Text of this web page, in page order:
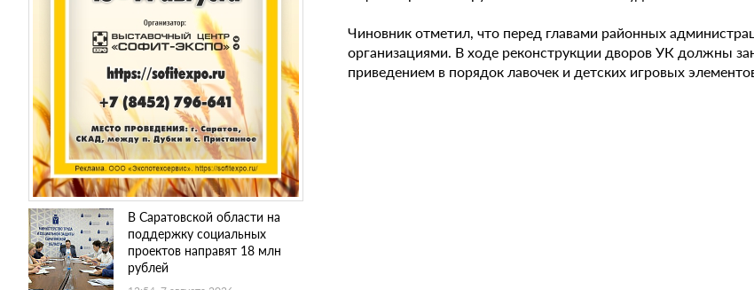
В Саратовской области на
поддержку социальных
проектов направят 18 млн
рублей
Чиновник отметил, что перед главами районных
организациями. В ходе реконструкции дворов УК должны
приведением в порядок лавочек и детских игровых